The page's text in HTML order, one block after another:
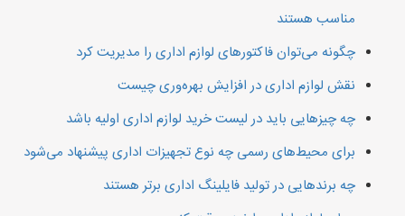
مناسب هستند
چگونه می‌توان فاکتورهای لوازم اداری را مدیریت کرد
نقش لوازم اداری در افزایش بهره‌وری چیست
چه چیزهایی باید در لیست خرید لوازم اداری اولیه باشد
برای محیط‌های رسمی چه نوع تجهیزات اداری پیشنهاد می‌شود
چه برندهایی در تولید فایلینگ اداری برتر هستند